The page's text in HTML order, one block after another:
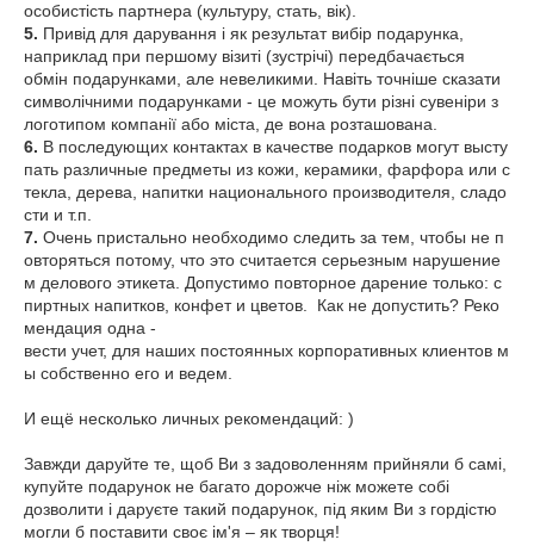
особистість партнера (культуру, стать, вік).
5. Привід для дарування і як результат вибір подарунка,
наприклад при першому візиті (зустрічі) передбачається
обмін подарунками, але невеликими. Навіть точніше сказати
символічними подарунками - це можуть бути різні сувеніри з
логотипом компанії або міста, де вона розташована.
6. В последующих контактах в качестве подарков могут высту
пать различные предметы из кожи, керамики, фарфора или с
текла, дерева, напитки национального производителя, сладо
сти и т.п.
7. Очень пристально необходимо следить за тем, чтобы не п
овторяться потому, что это считается серьезным нарушение
м делового этикета. Допустимо повторное дарение только: с
пиртных напитков, конфет и цветов. Как не допустить? Реко
мендация одна -
вести учет, для наших постоянных корпоративных клиентов м
ы собственно его и ведем.
И ещё несколько личных рекомендаций: )
Завжди даруйте те, щоб Ви з задоволенням прийняли б самі,
купуйте подарунок не багато дорожче ніж можете собі
дозволити і даруєте такий подарунок, під яким Ви з гордістю
могли б поставити своє ім'я – як творця!